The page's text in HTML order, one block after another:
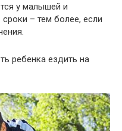
у малышей и
– тем более, если
ребенка ездить на